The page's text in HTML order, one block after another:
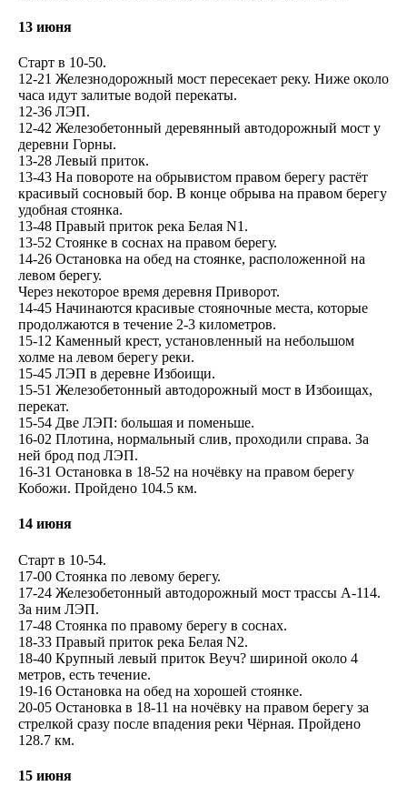
13 июня
Старт в 10-50.
12-21 Железнодорожный мост пересекает реку. Ниже около
часа идут залитые водой перекаты.
12-36 ЛЭП.
12-42 Железобетонный деревянный автодорожный мост у
деревни Горны.
13-28 Левый приток.
13-43 На повороте на обрывистом правом берегу растёт
красивый сосновый бор. В конце обрыва на правом берегу
удобная стоянка.
13-48 Правый приток река Белая N1.
13-52 Стоянке в соснах на правом берегу.
14-26 Остановка на обед на стоянке, расположенной на
левом берегу.
Через некоторое время деревня Приворот.
14-45 Начинаются красивые стояночные места, которые
продолжаются в течение 2-3 километров.
15-12 Каменный крест, установленный на небольшом
холме на левом берегу реки.
15-45 ЛЭП в деревне Избоищи.
15-51 Железобетонный автодорожный мост в Избоищах,
перекат.
15-54 Две ЛЭП: большая и поменьше.
16-02 Плотина, нормальный слив, проходили справа. За
ней брод под ЛЭП.
16-31 Остановка в 18-52 на ночёвку на правом берегу
Кобожи. Пройдено 104.5 км.
14 июня
Старт в 10-54.
17-00 Стоянка по левому берегу.
17-24 Железобетонный автодорожный мост трассы А-114.
За ним ЛЭП.
17-48 Стоянка по правому берегу в соснах.
18-33 Правый приток река Белая N2.
18-40 Крупный левый приток Веуч? шириной около 4
метров, есть течение.
19-16 Остановка на обед на хорошей стоянке.
20-05 Остановка в 18-11 на ночёвку на правом берегу за
стрелкой сразу после впадения реки Чёрная. Пройдено
128.7 км.
15 июня